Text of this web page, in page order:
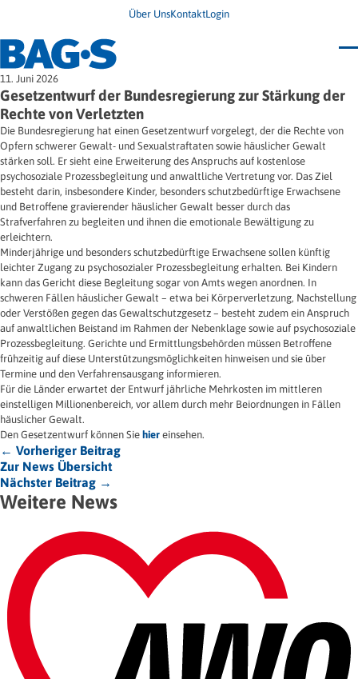
Über UnsKontaktLogin
Bundestagung 2026
Wo finde ich Hilfe?
News
Termine
Veröffentlichungen
Infodienst
Wegweiser
Jugendbroschüre
Impulse
Presse & Stellungnahmen
Newsletter
Unsere Themen
Angehörige
Ersatzfreiheitsstrafe
Freie Straffälligenhilfe
Gesundheit
Migration
Frauen
Wohnen
11. Juni 2026
Gesetzentwurf der Bundesregierung zur Stärkung der
Rechte von Verletzten
Die Bundesregierung hat einen Gesetzentwurf vorgelegt, der die Rechte von
Opfern schwerer Gewalt- und Sexualstraftaten sowie häuslicher Gewalt
stärken soll. Er sieht eine Erweiterung des Anspruchs auf kostenlose
psychosoziale Prozessbegleitung und anwaltliche Vertretung vor. Das Ziel
besteht darin, insbesondere Kinder, besonders schutzbedürftige Erwachsene
und Betroffene gravierender häuslicher Gewalt besser durch das
Strafverfahren zu begleiten und ihnen die emotionale Bewältigung zu
erleichtern.
Minderjährige und besonders schutzbedürftige Erwachsene sollen künftig
leichter Zugang zu psychosozialer Prozessbegleitung erhalten. Bei Kindern
kann das Gericht diese Begleitung sogar von Amts wegen anordnen. In
schweren Fällen häuslicher Gewalt – etwa bei Körperverletzung, Nachstellung
oder Verstößen gegen das Gewaltschutzgesetz – besteht zudem ein Anspruch
auf anwaltlichen Beistand im Rahmen der Nebenklage sowie auf psychosoziale
Prozessbegleitung. Gerichte und Ermittlungsbehörden müssen Betroffene
frühzeitig auf diese Unterstützungsmöglichkeiten hinweisen und sie über
Termine und den Verfahrensausgang informieren.
Für die Länder erwartet der Entwurf jährliche Mehrkosten im mittleren
einstelligen Millionenbereich, vor allem durch mehr Beiordnungen in Fällen
häuslicher Gewalt.
Den Gesetzentwurf können Sie hier einsehen.
← Vorheriger Beitrag
Zur News Übersicht
Nächster Beitrag →
Weitere News